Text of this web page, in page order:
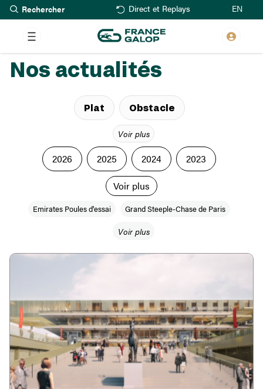
Aller
au
contenu
principal
Rechercher Direct et Replays EN
Nos actualités
Plat Obstacle
Voir plus
2026 2025 2024
2023
Voir plus
Emirates Poules d'essai Grand Steeple-Chase de Paris
Voir plus